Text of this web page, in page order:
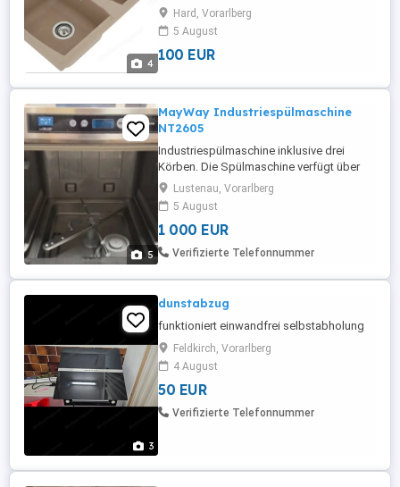
4
sämtlichem Zubehör (Überlaufgarnitur,
Ablaufgarnitur, ...); mit Abtropfbecken und
Abtropffläche, Mineralguss in der Farbe
sandbeige; B H T in cm ca. 100 20 50.
Hard, Vorarlberg
5 August
100 EUR
5
MayWay Industriespülmaschine
NT2605
Industriespülmaschine inklusive drei
Körben. Die Spülmaschine verfügt über
zwei integrierte Pumpen für den
Spülmittel- und Klarspülereinzug >
händische Entleerung entfällt somit!
Lustenau, Vorarlberg
5 August
1 000 EUR
Verifizierte Telefonnummer
3
dunstabzug
funktioniert einwandfrei selbstabholung
Feldkirch, Vorarlberg
4 August
50 EUR
Verifizierte Telefonnummer